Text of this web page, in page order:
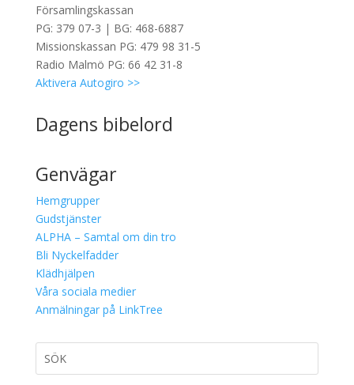
Församlingskassan
PG: 379 07-3 | BG: 468-6887
Missionskassan PG: 479 98 31-5
Radio Malmö PG: 66 42 31-8
Aktivera Autogiro >>
Dagens bibelord
Genvägar
Hemgrupper
Gudstjänster
ALPHA – Samtal om din tro
Bli Nyckelfadder
Klädhjälpen
Våra sociala medier
Anmälningar på LinkTree